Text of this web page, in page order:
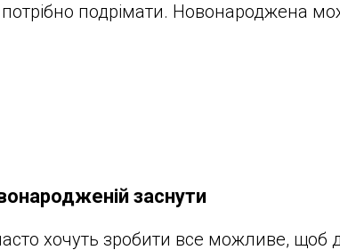
подрімати. Новонароджена
заснути
хочуть зробити все можливе, щоб